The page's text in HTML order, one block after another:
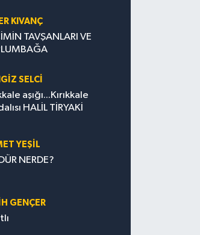
KIVANÇ
TAVŞANLARI VE
SELCİ
aşığı...Kırıkkale
HALİL TİRYAKİ
YEŞİL
NERDE?
GENÇER